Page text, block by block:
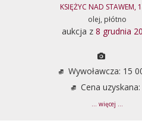
KSIĘŻYC NAD STAWEM,
olej, płótno
aukcja z 8 grudnia
Wywoławcza: 15
Cena uzyskana:
... więcej ...